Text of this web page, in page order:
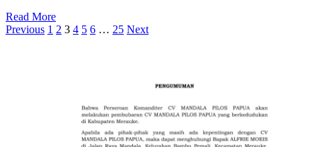
Read MoreRead
more
Alasan
Paginasi
Previous 1 2 3 4 5 6 … 25 Next